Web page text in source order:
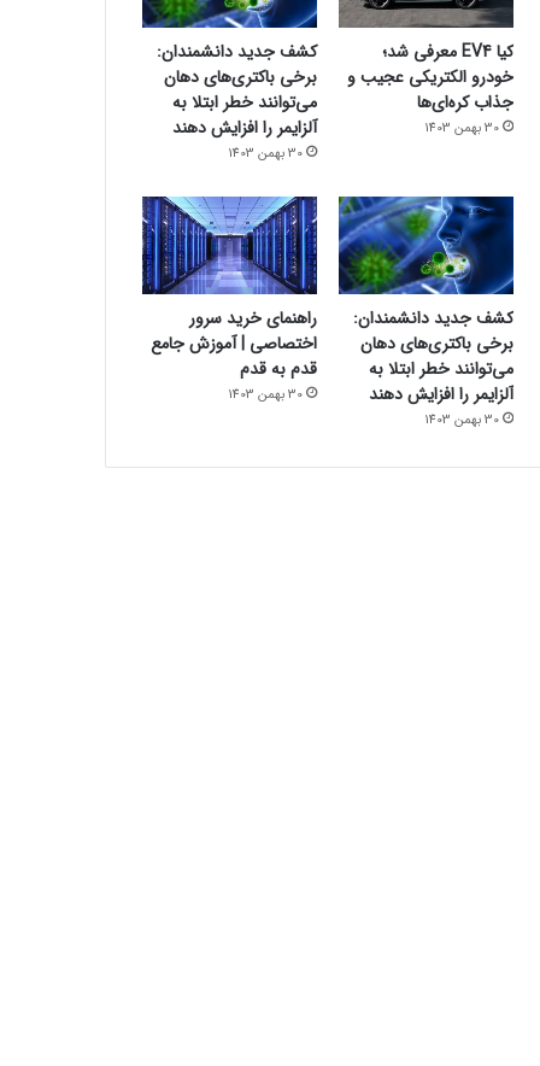
کیا EV4 معرفی شد؛
خودرو الکتریکی عجیب و
جذاب کره‌ای‌ها
30 بهمن 1403
کشف جدید دانشمندان:
برخی باکتری‌های دهان
می‌توانند خطر ابتلا به
آلزایمر را افزایش دهند
30 بهمن 1403
کشف جدید دانشمندان:
برخی باکتری‌های دهان
می‌توانند خطر ابتلا به
آلزایمر را افزایش دهند
30 بهمن 1403
راهنمای خرید سرور
اختصاصی | آموزش جامع
قدم به قدم
30 بهمن 1403